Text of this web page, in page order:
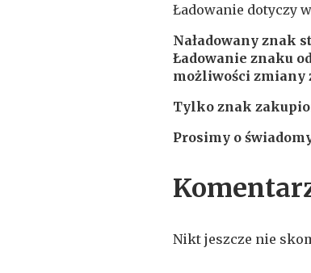
Ładowanie dotyczy
Naładowany znak
Ładowanie znaku
możliwości zmiany
Tylko znak
Prosimy o
Nikt jeszcze nie